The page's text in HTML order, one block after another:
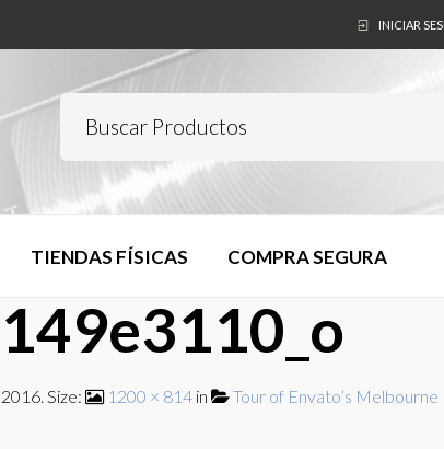
INICIAR
TIENDAS FÍSICAS COMPRA SEGURA
2016. Size: 1200 × 814 in Tour of Envato’s